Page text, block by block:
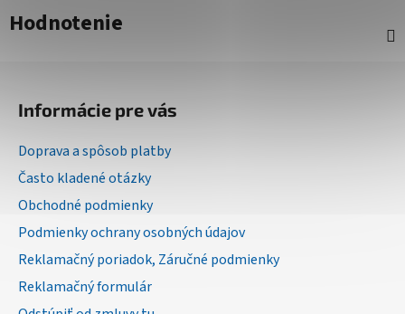
Hodnotenie
Informácie pre vás
Doprava a spôsob platby
Často kladené otázky
Obchodné podmienky
Podmienky ochrany osobných údajov
Reklamačný poriadok, Záručné podmienky
Reklamačný formulár